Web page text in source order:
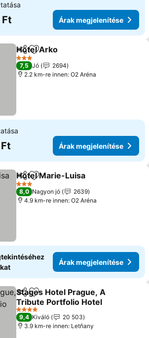
Árak megjelenítése
Megosztás
Hozzáadás a kedvencekhez
Hotel Arko
3 Kategória
7,5 Jó
2694
2.2 km-re innen: O2 Aréna
Árak megjelenítése
Megosztás
Hozzáadás a kedvencekhez
Hotel Marie-Luisa
3 Kategória
8,0 Nagyon jó
2639
4.9 km-re innen: O2 Aréna
Árak megjelenítése
Megosztás
Hozzáadás a kedvencekhez
Stages Hotel Prague, A
Tribute Portfolio Hotel
4 Kategória
9,4 Kiváló
20 503
3.9 km-re innen: Letňany